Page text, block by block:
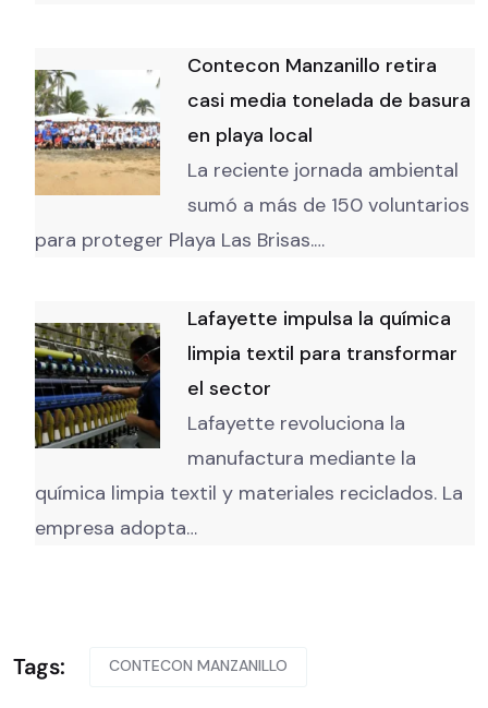
Contecon Manzanillo retira
casi media tonelada de basura
en playa local
La reciente jornada ambiental
sumó a más de 150 voluntarios
para proteger Playa Las Brisas.…
Lafayette impulsa la química
limpia textil para transformar
el sector
Lafayette revoluciona la
manufactura mediante la
química limpia textil y materiales reciclados. La
empresa adopta…
Tags: CONTECON MANZANILLO